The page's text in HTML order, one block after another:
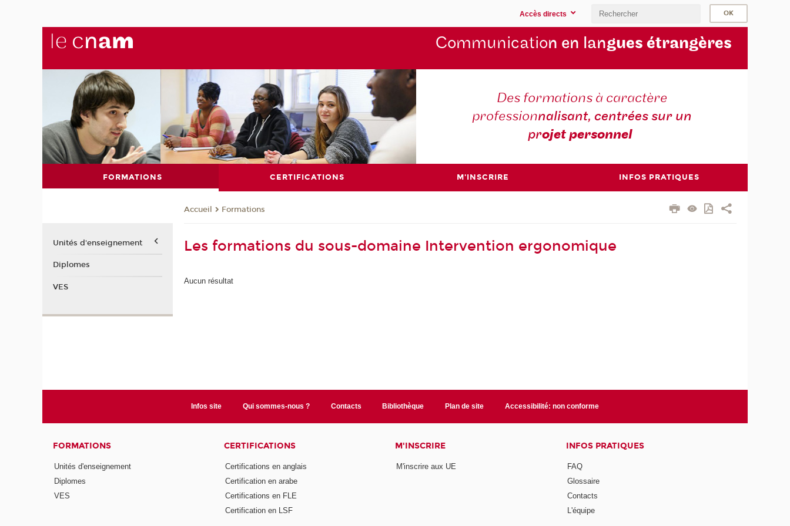
Accès directs
Communication en langues étrangères
Des formations à caractère
professionnalisant, centrées sur un
projet personnel
FORMATIONS CERTIFICATIONS M'INSCRIRE INFOS PRATIQUES
Accueil Formations
Les formations du sous-domaine Intervention ergonomique
Aucun résultat
Unités d'enseignement
Diplomes
VES
Infos site Qui sommes-nous ? Contacts Bibliothèque Plan de site Accessibilité: non conforme
FORMATIONS
Unités d'enseignement
Diplomes
VES
CERTIFICATIONS
Certifications en anglais
Certification en arabe
Certifications en FLE
Certification en LSF
M'INSCRIRE
M'inscrire aux UE
INFOS PRATIQUES
FAQ
Glossaire
Contacts
L'équipe